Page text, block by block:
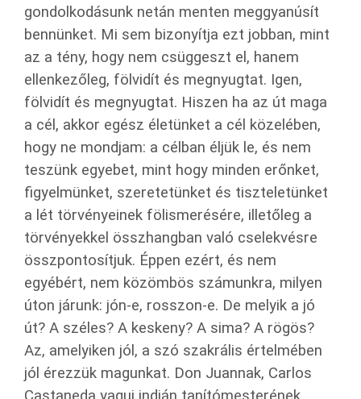
gondolkodásunk netán menten meggyanúsít
bennünket. Mi sem bizonyítja ezt jobban, mint
az a tény, hogy nem csüggeszt el, hanem
ellenkezőleg, fölvidít és megnyugtat. Igen,
fölvidít és megnyugtat. Hiszen ha az út maga
a cél, akkor egész életünket a cél közelében,
hogy ne mondjam: a célban éljük le, és nem
teszünk egyebet, mint hogy minden erőnket,
figyelmünket, szeretetünket és tiszteletünket
a lét törvényeinek fölismerésére, illetőleg a
törvényekkel összhangban való cselekvésre
összpontosítjuk. Éppen ezért, és nem
egyébért, nem közömbös számunkra, milyen
úton járunk: jón-e, rosszon-e. De melyik a jó
út? A széles? A keskeny? A sima? A rögös?
Az, amelyiken jól, a szó szakrális értelmében
jól érezzük magunkat. Don Juannak, Carlos